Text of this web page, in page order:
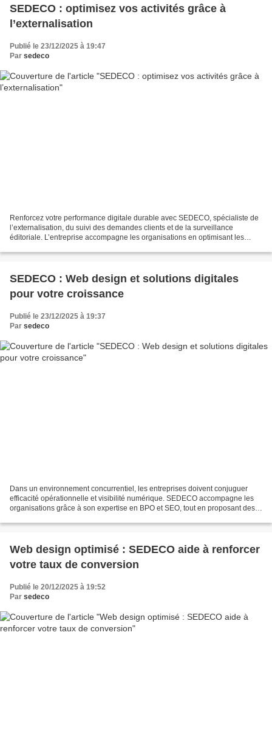
SEDECO : optimisez vos activités grâce à
l’externalisation
Publié le 23/12/2025 à 19:47
Par sedeco
Renforcez votre performance digitale durable avec SEDECO, spécialiste de
l’externalisation, du suivi des demandes clients et de la surveillance
éditoriale. L’entreprise accompagne les organisations en optimisant les
SEDECO : Web design et solutions digitales
pour votre croissance
Publié le 23/12/2025 à 19:37
Par sedeco
Dans un environnement concurrentiel, les entreprises doivent conjuguer
efficacité opérationnelle et visibilité numérique. SEDECO accompagne les
organisations grâce à son expertise en BPO et SEO, tout en proposant des
Web design optimisé : SEDECO aide à renforcer
votre taux de conversion
Publié le 20/12/2025 à 19:52
Par sedeco